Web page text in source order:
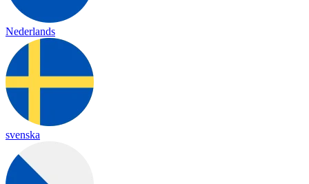
Nederlands
svenska